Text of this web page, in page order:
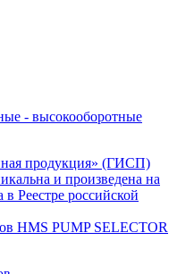
- высокооборотные